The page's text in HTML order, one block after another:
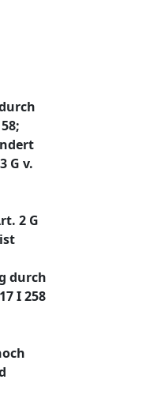
G v.
2 G
durch
I 258